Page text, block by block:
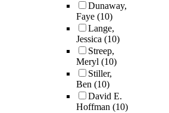
Dunaway,
Faye (10)
Lange,
Jessica (10)
Streep,
Meryl (10)
Stiller,
Ben (10)
David E.
Hoffman (10)